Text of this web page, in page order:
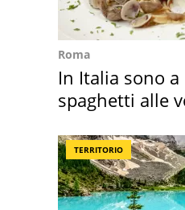
Roma
In Italia sono
spaghetti alle
TERRITORIO